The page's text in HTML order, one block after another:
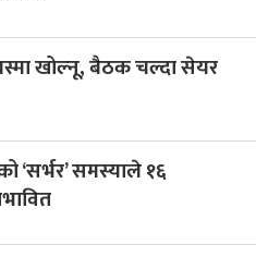
खोल्नू, बैठक चल्दा सेयर
‘सर्भर’ समस्याले १६